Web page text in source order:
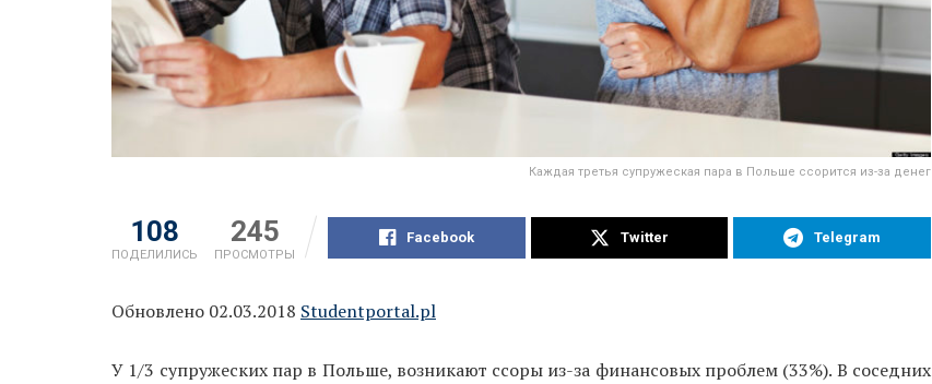
Каждая третья супружеская пара в Польше ссорится из-за денег
108
ПОДЕЛИЛИСЬ
245
ПРОСМОТРЫ
Facebook Twitter Telegram
Обновлено 02.03.2018 Studentportal.pl
У 1/3 супружеских пар в Польше, возникают ссоры из-за финансовых проблем (33%). В соседних